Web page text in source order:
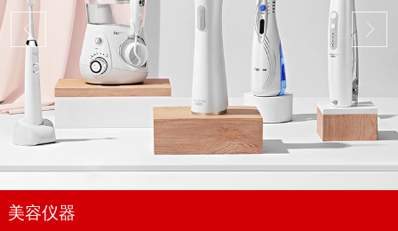
美容仪器